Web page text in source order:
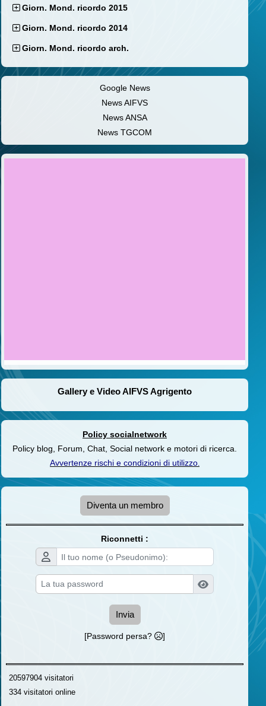
Giorn. Mond. ricordo 2015
Giorn. Mond. ricordo 2014
Giorn. Mond. ricordo arch.
Google News
News AIFVS
News ANSA
News TGCOM
Gallery e Video AIFVS Agrigento
Policy socialnetwork
Policy blog, Forum, Chat, Social network e motori di ricerca.
Avvertenze rischi e condizioni di utilizzo.
Diventa un membro
Riconnetti :
Invia
[Password persa? ]
20597904 visitatori
334 visitatori online